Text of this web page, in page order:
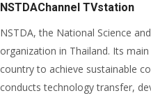
NSTDAChannel TVstation
NSTDA, the National Science
organization in Thailand. Its
country to achieve sustainable
conducts technology transfer,